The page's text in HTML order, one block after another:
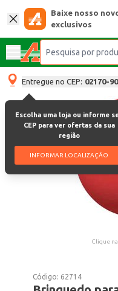
Baixe nosso
exclusivos
Entregue no CEP: 02170-
Escolha uma loja ou informe
CEP para ver ofertas da sua
região
INFORMAR LOCALIZAÇÃO
Clique
Código: 62714